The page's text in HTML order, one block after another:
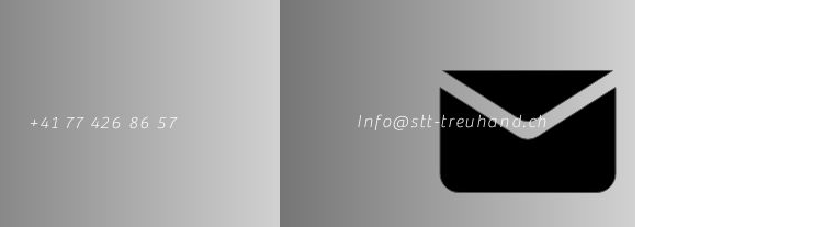
+41 77 426 86 57 Info@stt-treuhand.ch